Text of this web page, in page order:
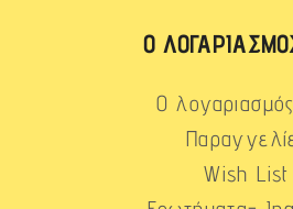
Ο
Ο
Wish List